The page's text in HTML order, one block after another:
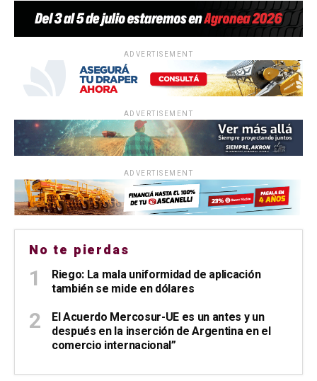
ADVERTISEMENT
ADVERTISEMENT
ADVERTISEMENT
No te pierdas
Riego: La mala uniformidad de aplicación
también se mide en dólares
El Acuerdo Mercosur-UE es un antes y un
después en la inserción de Argentina en el
comercio internacional”